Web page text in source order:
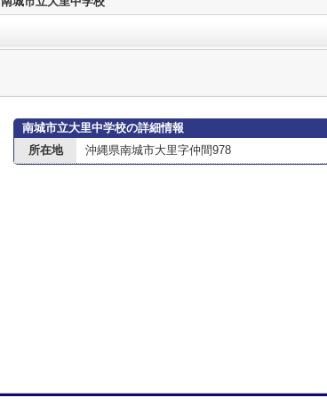
南城市立大里中学校の詳細情報
所在地
沖縄県南城市大里字仲間978